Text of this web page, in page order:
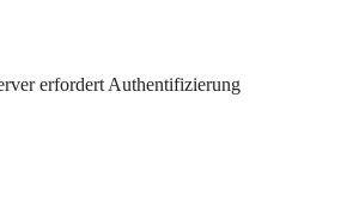
erfordert Authentifizierung